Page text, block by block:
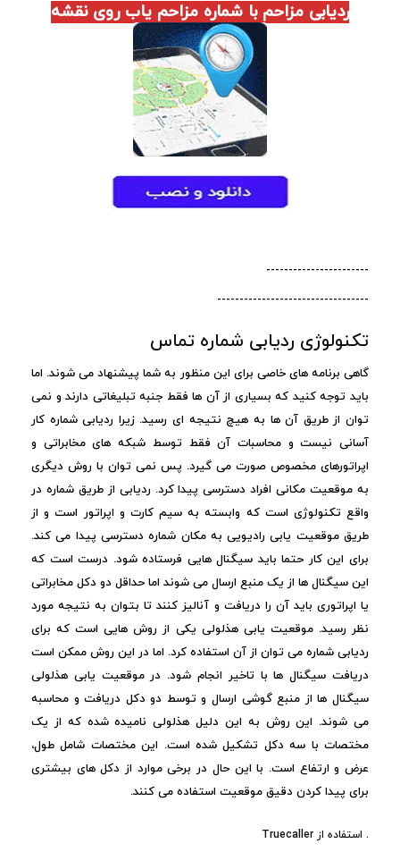
ردیابی مزاحم با شماره مزاحم یاب روی نقشه
-----------------------
----------------------------------
تکنولوژی ردیابی شماره تماس
گاهی برنامه های خاصی برای این منظور به شما پیشنهاد می شوند. اما
باید توجه کنید که بسیاری از آن ها فقط جنبه تبلیغاتی دارند و نمی
توان از طریق آن ها به هیچ نتیجه ای رسید. زیرا ردیابی شماره کار
آسانی نیست و محاسبات آن فقط توسط شبکه های مخابراتی و
اپراتورهای مخصوص صورت می گیرد. پس نمی توان با روش دیگری
به موقعیت مکانی افراد دسترسی پیدا کرد. ردیابی از طریق شماره در
واقع تکنولوژی است که وابسته به سیم کارت و اپراتور است و از
طریق موقعیت یابی رادیویی به مکان شماره دسترسی پیدا می کند.
برای این کار حتما باید سیگنال هایی فرستاده شود. درست است که
این سیگنال ها از یک منبع ارسال می شوند اما حداقل دو دکل مخابراتی
یا اپراتوری باید آن را دریافت و آنالیز کنند تا بتوان به نتیجه مورد
نظر رسید. موقعیت یابی هذلولی یکی از روش هایی است که برای
ردیابی شماره می توان از آن استفاده کرد. اما در این روش ممکن است
دریافت سیگنال ها با تاخیر انجام شود. در موقعیت یابی هذلولی
سیگنال ها از منبع گوشی ارسال و توسط دو دکل دریافت و محاسبه
می شوند. این روش به این دلیل هذلولی نامیده شده که از یک
مختصات با سه دکل تشکیل شده است. این مختصات شامل طول،
عرض و ارتفاع است. با این حال در برخی موارد از دکل های بیشتری
برای پیدا کردن دقیق موقعیت استفاده می کنند.
. استفاده از Truecaller